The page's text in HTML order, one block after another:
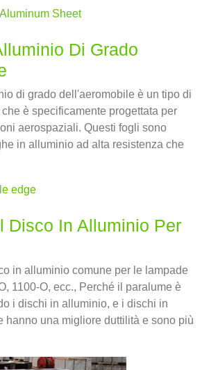
Di Grado
di grado dell'aeromobile è un tipo di
è specificamente progettata per
aerospaziali. Questi fogli sono
in alluminio ad alta resistenza che
Disco In Alluminio Per
in alluminio comune per le lampade
1100-O, ecc., Perché il paralume è
i dischi in alluminio, e i dischi in
hanno una migliore duttilità e sono più